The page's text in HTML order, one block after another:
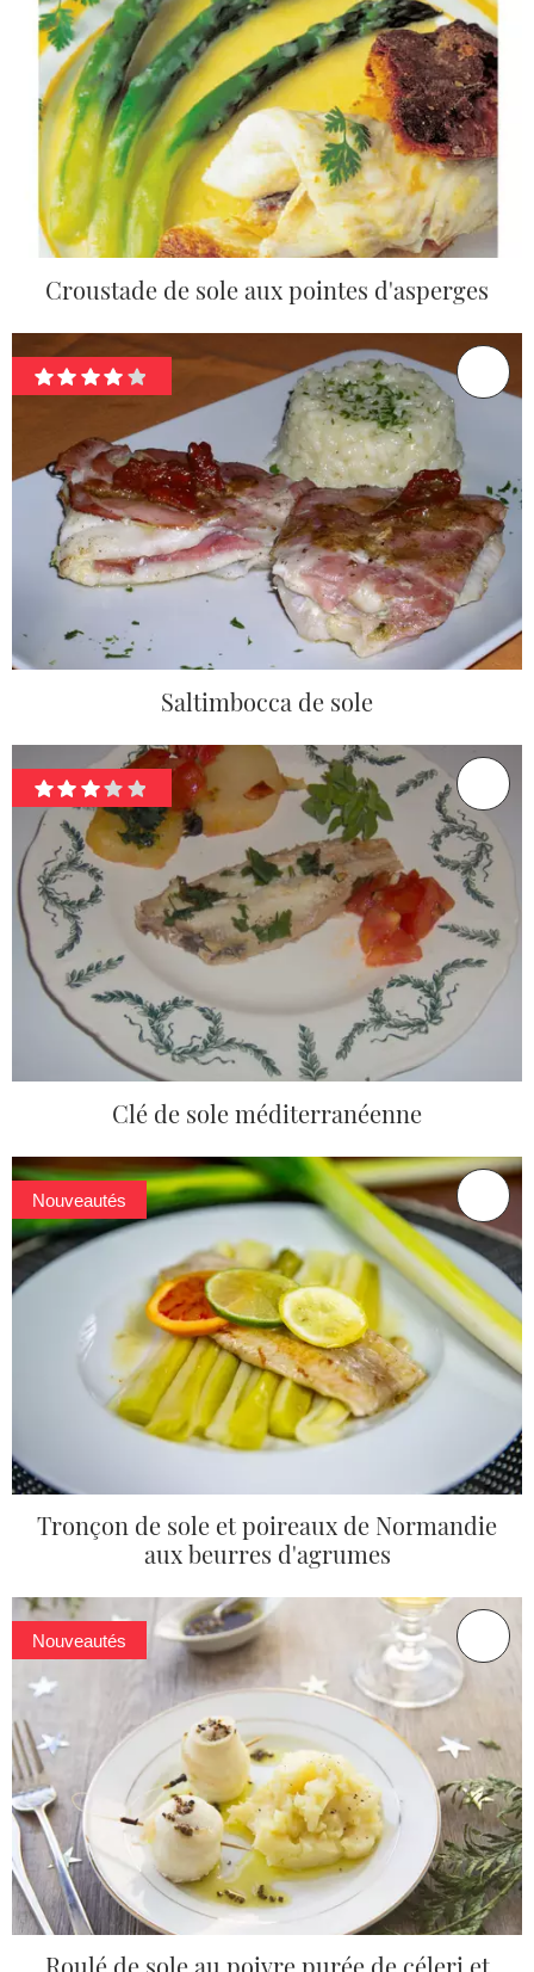
Croustade de sole aux pointes d'asperges
Saltimbocca de sole
Clé de sole méditerranéenne
Nouveautés
Tronçon de sole et poireaux de Normandie
aux beurres d'agrumes
Nouveautés
Roulé de sole au poivre purée de céleri et